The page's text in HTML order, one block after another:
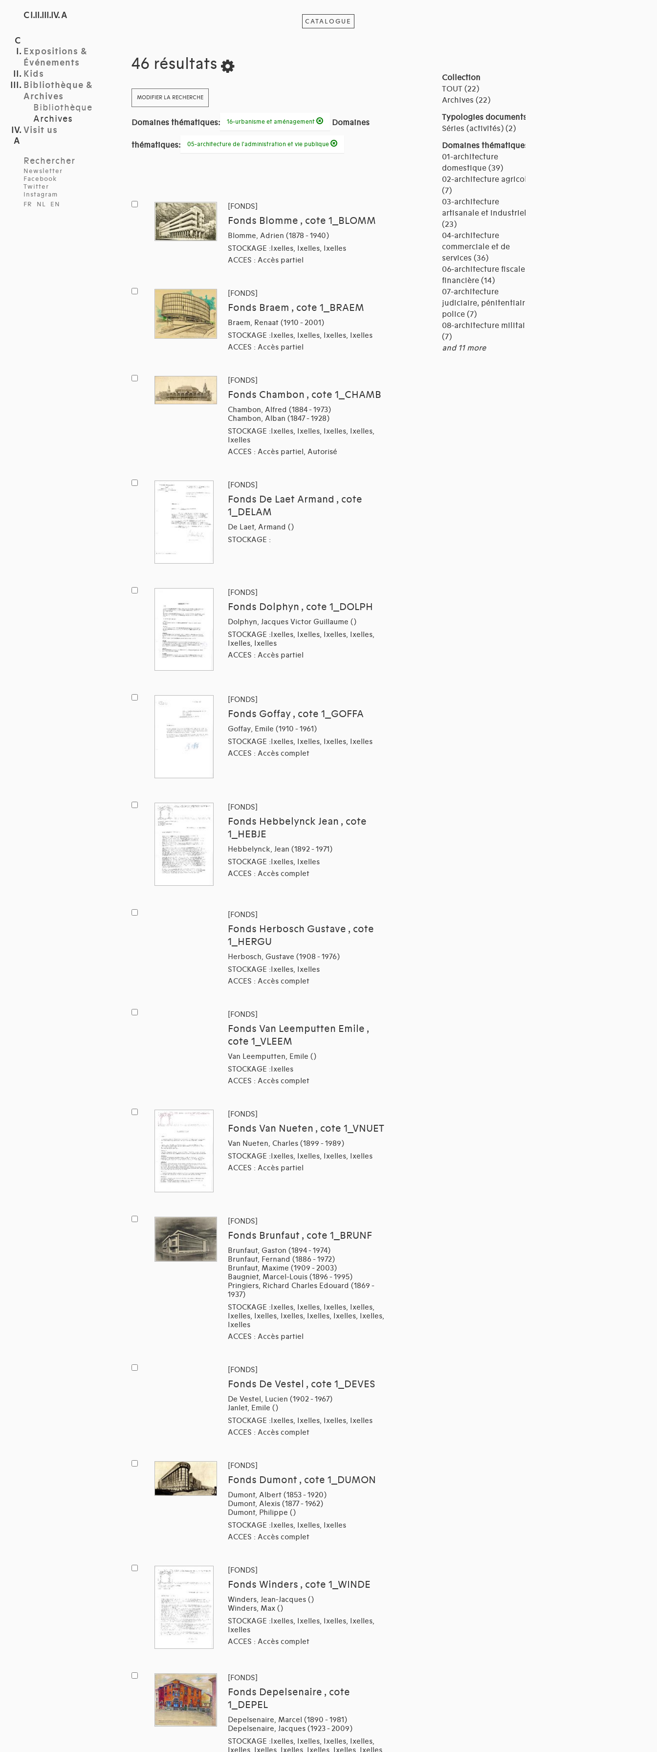
C I.II.III.IV. A
Expositions &
Événements
Kids
Bibliothèque &
Archives
Bibliothèque
Archives
Visit us
Rechercher
Newsletter
Facebook
Twitter
Instagram
FR
NL EN
CATALOGUE
46 résultats
MODIFIER LA RECHERCHE
Domaines thématiques: 16-urbanisme et aménagement Domaines
thématiques: 05-architecture de l'administration et vie publique
[FONDS]
Fonds Blomme , cote 1_BLOMM
Blomme, Adrien (1878 - 1940)
STOCKAGE :Ixelles, Ixelles, Ixelles
ACCES : Accès partiel
[FONDS]
Fonds Braem , cote 1_BRAEM
Braem, Renaat (1910 - 2001)
STOCKAGE :Ixelles, Ixelles, Ixelles, Ixelles
ACCES : Accès partiel
[FONDS]
Fonds Chambon , cote 1_CHAMB
Chambon, Alfred (1884 - 1973)
Chambon, Alban (1847 - 1928)
STOCKAGE :Ixelles, Ixelles, Ixelles, Ixelles,
Ixelles
ACCES : Accès partiel, Autorisé
[FONDS]
Fonds De Laet Armand , cote
1_DELAM
De Laet, Armand ()
STOCKAGE :
[FONDS]
Fonds Dolphyn , cote 1_DOLPH
Dolphyn, Jacques Victor Guillaume ()
STOCKAGE :Ixelles, Ixelles, Ixelles, Ixelles,
Ixelles, Ixelles
ACCES : Accès partiel
[FONDS]
Fonds Goffay , cote 1_GOFFA
Goffay, Emile (1910 - 1961)
STOCKAGE :Ixelles, Ixelles, Ixelles, Ixelles
ACCES : Accès complet
[FONDS]
Fonds Hebbelynck Jean , cote
1_HEBJE
Hebbelynck, Jean (1892 - 1971)
STOCKAGE :Ixelles, Ixelles
ACCES : Accès complet
[FONDS]
Fonds Herbosch Gustave , cote
1_HERGU
Herbosch, Gustave (1908 - 1976)
STOCKAGE :Ixelles, Ixelles
ACCES : Accès complet
[FONDS]
Fonds Van Leemputten Emile ,
cote 1_VLEEM
Van Leemputten, Emile ()
STOCKAGE :Ixelles
ACCES : Accès complet
[FONDS]
Fonds Van Nueten , cote 1_VNUET
Van Nueten, Charles (1899 - 1989)
STOCKAGE :Ixelles, Ixelles, Ixelles, Ixelles
ACCES : Accès partiel
[FONDS]
Fonds Brunfaut , cote 1_BRUNF
Brunfaut, Gaston (1894 - 1974)
Brunfaut, Fernand (1886 - 1972)
Brunfaut, Maxime (1909 - 2003)
Baugniet, Marcel-Louis (1896 - 1995)
Pringiers, Richard Charles Edouard (1869 -
1937)
STOCKAGE :Ixelles, Ixelles, Ixelles, Ixelles,
Ixelles, Ixelles, Ixelles, Ixelles, Ixelles, Ixelles,
Ixelles
ACCES : Accès partiel
[FONDS]
Fonds De Vestel , cote 1_DEVES
De Vestel, Lucien (1902 - 1967)
Janlet, Emile ()
STOCKAGE :Ixelles, Ixelles, Ixelles, Ixelles
ACCES : Accès complet
[FONDS]
Fonds Dumont , cote 1_DUMON
Dumont, Albert (1853 - 1920)
Dumont, Alexis (1877 - 1962)
Dumont, Philippe ()
STOCKAGE :Ixelles, Ixelles, Ixelles
ACCES : Accès complet
[FONDS]
Fonds Winders , cote 1_WINDE
Winders, Jean-Jacques ()
Winders, Max ()
STOCKAGE :Ixelles, Ixelles, Ixelles, Ixelles,
Ixelles
ACCES : Accès complet
[FONDS]
Fonds Depelsenaire , cote
1_DEPEL
Depelsenaire, Marcel (1890 - 1981)
Depelsenaire, Jacques (1923 - 2009)
STOCKAGE :Ixelles, Ixelles, Ixelles, Ixelles,
Ixelles, Ixelles, Ixelles, Ixelles, Ixelles, Ixelles,
Collection
TOUT (22)
Archives (22)
Typologies documents
Séries (activités) (2)
Domaines thématiques
01-architecture
domestique (39)
02-architecture agricole
(7)
03-architecture
artisanale et industrielle
(23)
04-architecture
commerciale et de
services (36)
06-architecture fiscale et
financière (14)
07-architecture
judiciaire, pénitentiaire,
police (7)
08-architecture militaire
(7)
and 11 more